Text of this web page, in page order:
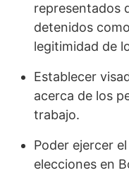
representados
detenidos
legitimidad de
Establecer
acerca de los
trabajo.
Poder ejercer
elecciones en